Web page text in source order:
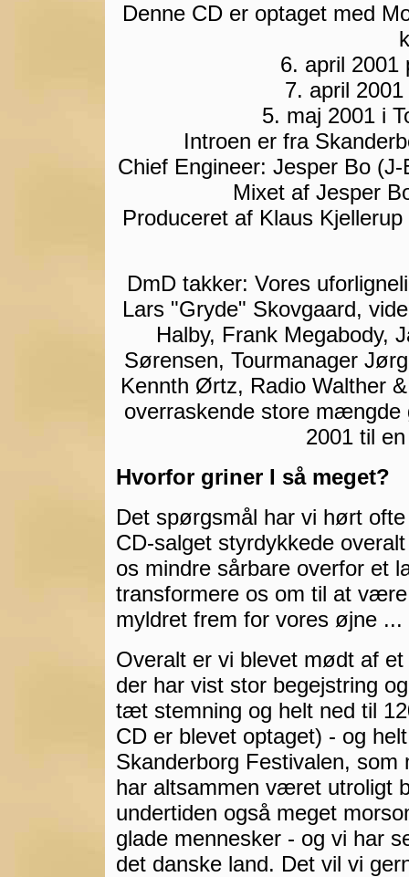
Denne CD er optaget med
6. april 2001
7. april
5. maj 2001 i
Introen er fra
Chief Engineer: Jesper Bo
Mixet af Jesper
Produceret af Klaus
DmD takker: Vores
Lars "Gryde" Skovgaard,
Halby, Frank Megabody,
Sørensen, Tourmanager
Kennth Ørtz, Radio Walther
overraskende store mængde
2001 til
Hvorfor griner I så meget?
Det spørgsmål har vi hørt
CD-salget styrdykkede
os mindre sårbare overfor et
transformere os om til at
myldret frem for vores øjne ...
Overalt er vi blevet mødt af
der har vist stor begejstring
tæt stemning og helt ned til
CD er blevet optaget) - og
Skanderborg Festivalen,
har altsammen været utroligt
undertiden også meget
glade mennesker - og vi har
det danske land. Det vil vi